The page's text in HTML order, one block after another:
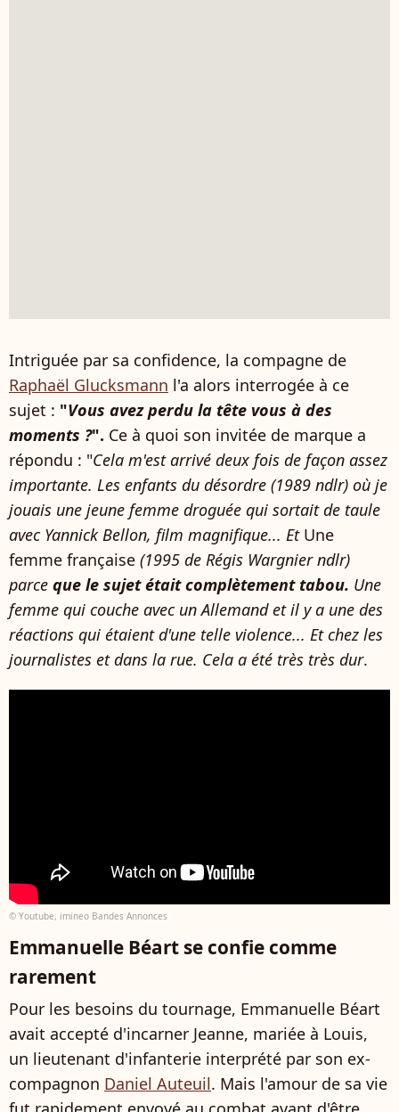
Intriguée par sa confidence, la compagne de
Raphaël Glucksmann l'a alors interrogée à ce
sujet : "Vous avez perdu la tête vous à des
moments ?". Ce à quoi son invitée de marque a
répondu : "Cela m'est arrivé deux fois de façon assez
importante. Les enfants du désordre (1989 ndlr) où je
jouais une jeune femme droguée qui sortait de taule
avec Yannick Bellon, film magnifique... Et Une
femme française (1995 de Régis Wargnier ndlr)
parce que le sujet était complètement tabou. Une
femme qui couche avec un Allemand et il y a une des
réactions qui étaient d'une telle violence... Et chez les
journalistes et dans la rue. Cela a été très très dur.
© Youtube, imineo Bandes Annonces
Emmanuelle Béart se confie comme
rarement
Pour les besoins du tournage, Emmanuelle Béart
avait accepté d'incarner Jeanne, mariée à Louis,
un lieutenant d'infanterie interprété par son ex-
compagnon Daniel Auteuil. Mais l'amour de sa vie